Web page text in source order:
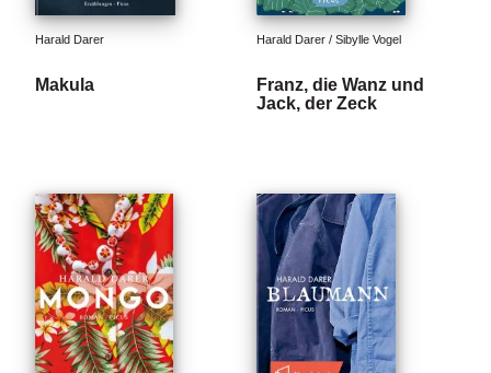
Harald Darer
Makula
Harald Darer / Sibylle Vogel
Franz, die Wanz und
Jack, der Zeck